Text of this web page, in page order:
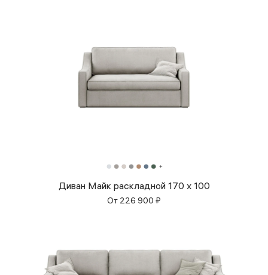
Диван Майк раскладной 170 x 100
От 226 900 ₽